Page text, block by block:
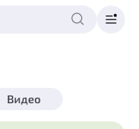
Видео